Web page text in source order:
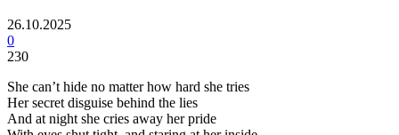
26.10.2025
0
230
She can’t hide no matter how hard she tries
Her secret disguise behind the lies
And at night she cries away her pride